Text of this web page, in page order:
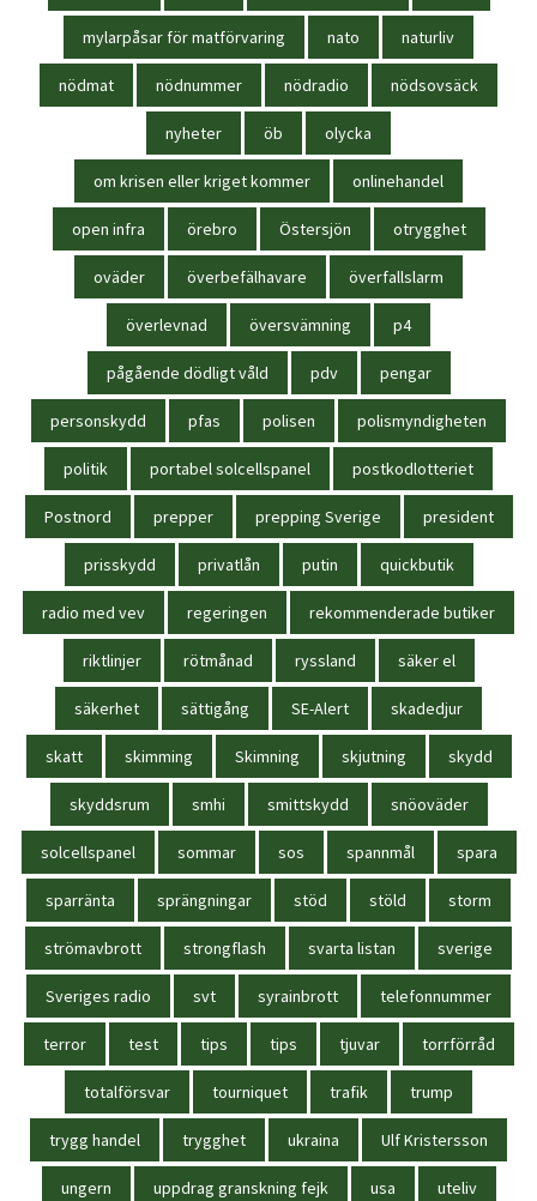
mylarpåsar för matförvaring nato naturliv
nödmat nödnummer nödradio nödsovsäck
nyheter öb olycka
om krisen eller kriget kommer onlinehandel
open infra örebro Östersjön otrygghet
oväder överbefälhavare överfallslarm
överlevnad översvämning p4
pågående dödligt våld pdv pengar
personskydd pfas polisen polismyndigheten
politik portabel solcellspanel postkodlotteriet
Postnord prepper prepping Sverige president
prisskydd privatlån putin quickbutik
radio med vev regeringen rekommenderade butiker
riktlinjer rötmånad ryssland säker el
säkerhet sättigång SE-Alert skadedjur
skatt skimming Skimning skjutning skydd
skyddsrum smhi smittskydd snöoväder
solcellspanel sommar sos spannmål spara
sparränta sprängningar stöd stöld storm
strömavbrott strongflash svarta listan sverige
Sveriges radio svt syrainbrott telefonnummer
terror test tips tips tjuvar torrförråd
totalförsvar tourniquet trafik trump
trygg handel trygghet ukraina Ulf Kristersson
ungern uppdrag granskning fejk usa uteliv